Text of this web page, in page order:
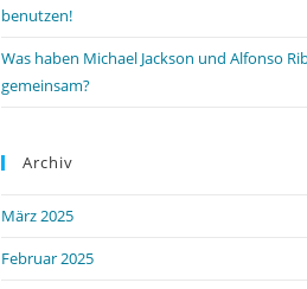
benutzen!
Was haben Michael Jackson und Alfonso
gemeinsam?
Archiv
März 2025
Februar 2025